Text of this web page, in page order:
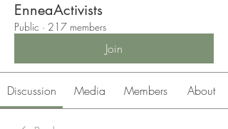
EnneaActivists
Public · 217 members
Join
Discussion Media Members About